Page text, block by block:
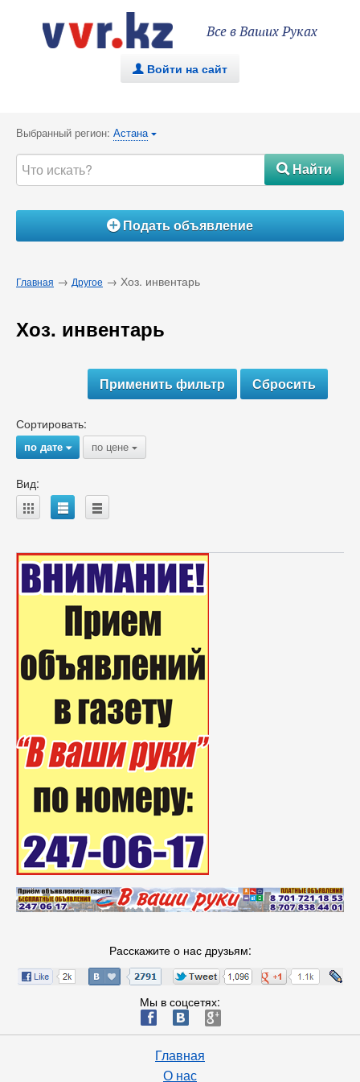
Все в Ваших Руках
. Войти на сайт
Выбранный регион: Астана {
#Найти
ÁПодать объявление
Главная → Другое → Хоз. инвентарь
Хоз. инвентарь
Сортировать:
по дате{ по цене {
Вид:
A B C
Расскажите о нас друзьям:
Мы в соцсетях:
ä æ è
Главная
О нас